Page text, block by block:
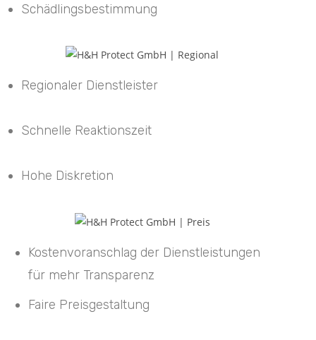
Schädlingsbestimmung
Regionaler Dienstleister
Schnelle Reaktionszeit
Hohe Diskretion
Kostenvoranschlag der Dienstleistungen
für mehr Transparenz
Faire Preisgestaltung